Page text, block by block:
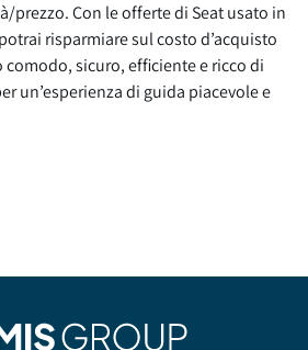
Con le offerte di Seat usato in
risparmiare sul costo d’acquisto
sicuro, efficiente e ricco di
un’esperienza di guida piacevole e